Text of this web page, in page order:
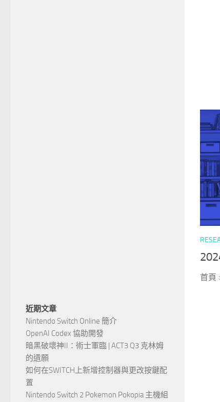
首頁
近期文章
Nintendo Switch Online 簡介
OpenAI Codex 協助開發
暗黑破壞神II：術士軍臨 | ACT3 Q3 克林姆
的遺願
如何在SWITCH上新增控制器與更改按鍵配
置
Nintendo Switch 2 Pokemon Pokopia 主機組